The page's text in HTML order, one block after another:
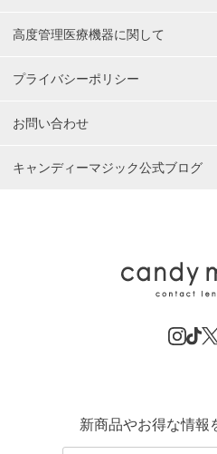
高度管理医療機器に関して
プライバシーポリシー
お問い合わせ
キャンディーマジック公式ブログ
新商品やお得な情報